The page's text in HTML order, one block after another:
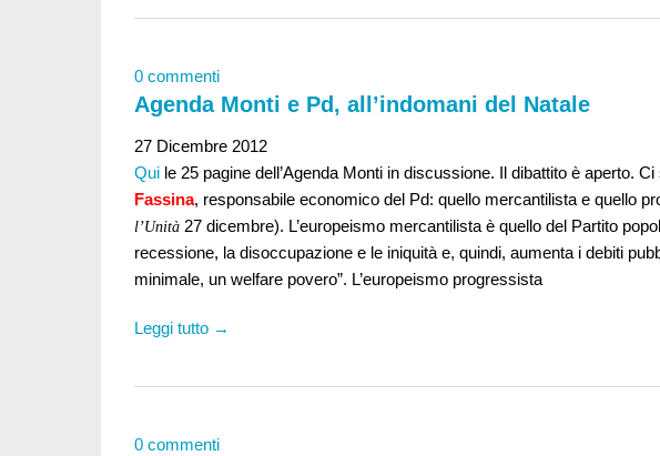
0 commenti
Agenda Monti e Pd, all’indomani del Natale
27 Dicembre 2012
Qui le 25 pagine dell’Agenda Monti in discussione. Il dibattito è aperto.
Fassina, responsabile economico del Pd: quello mercantilista e quello
l’Unità 27 dicembre). L’europeismo mercantilista è quello del Partito
recessione, la disoccupazione e le iniquità e, quindi, aumenta i debiti
minimale, un welfare povero”. L’europeismo progressista
Leggi tutto →
0 commenti